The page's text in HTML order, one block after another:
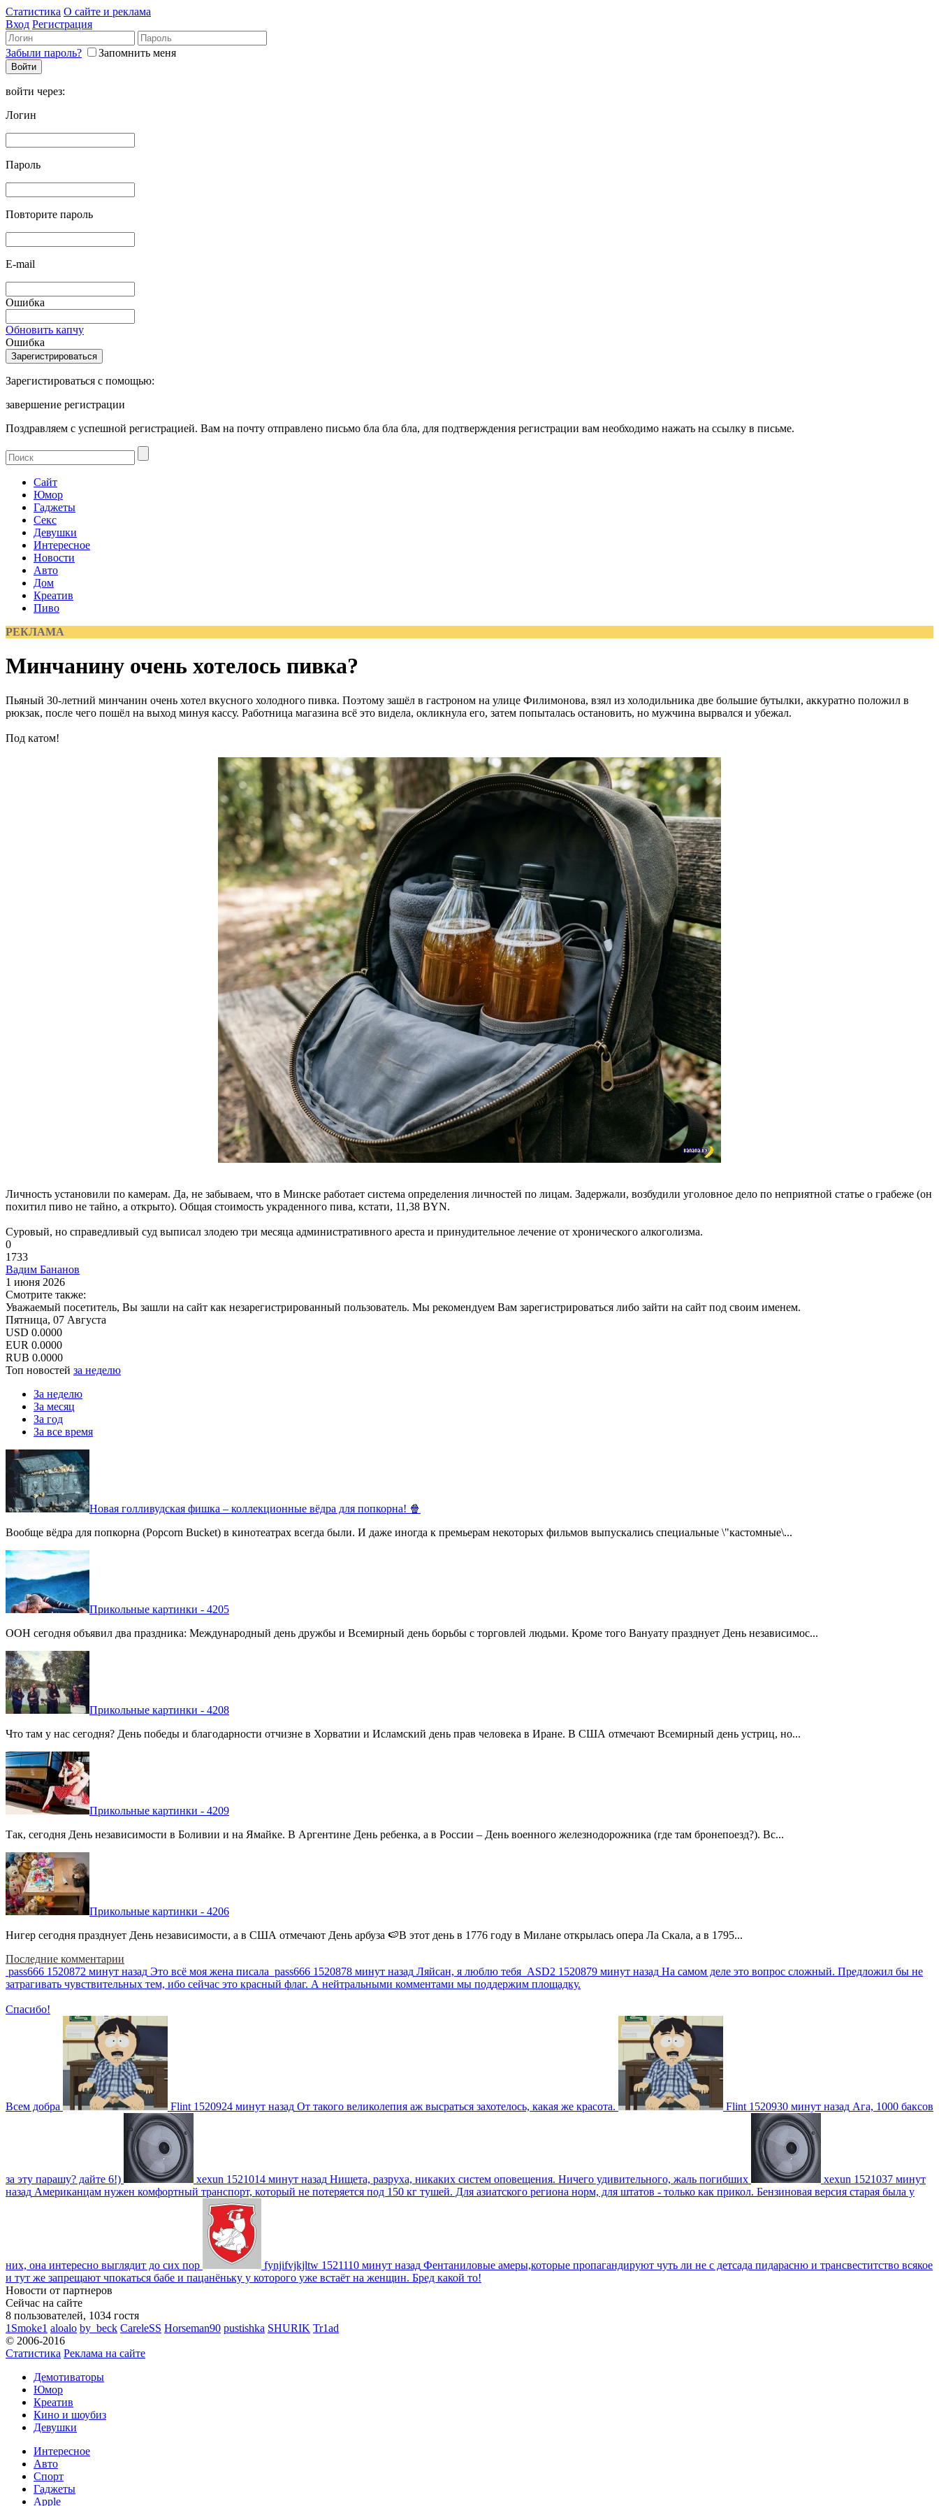
Статистика О сайте и реклама
Вход Регистрация
Забыли пароль? Запомнить меня
войти через:
Логин
Пароль
Повторите пароль
E-mail
Ошибка
Обновить капчу
Ошибка
Зарегистироваться с помощью:
завершение регистрации
Поздравляем с успешной регистрацией. Вам на почту отправлено письмо бла бла бла, для подтверждения регистрации вам необходимо нажать на ссылку в письме.
Сайт
Юмор
Гаджеты
Секс
Девушки
Интересное
Новости
Авто
Дом
Креатив
Пиво
РЕКЛАМА
Минчанину очень хотелось пивка?
Пьяный 30-летний минчанин очень хотел вкусного холодного пивка. Поэтому зашёл в гастроном на улице Филимонова, взял из холодильника две большие бутылки, аккуратно положил в
рюкзак, после чего пошёл на выход минуя кассу. Работница магазина всё это видела, окликнула его, затем попыталась остановить, но мужчина вырвался и убежал.
Под катом!
Личность установили по камерам. Да, не забываем, что в Минске работает система определения личностей по лицам. Задержали, возбудили уголовное дело по неприятной статье о грабеже (он
похитил пиво не тайно, а открыто). Общая стоимость украденного пива, кстати, 11,38 BYN.
Суровый, но справедливый суд выписал злодею три месяца административного ареста и принудительное лечение от хронического алкоголизма.
0
1733
Вадим Бананов
1 июня 2026
Смотрите также:
Уважаемый посетитель, Вы зашли на сайт как незарегистрированный пользователь. Мы рекомендуем Вам зарегистрироваться либо зайти на сайт под своим именем.
Пятница, 07 Августа
USD 0.0000
EUR 0.0000
RUB 0.0000
Топ новостей за неделю
За неделю
За месяц
За год
За все время
Новая голливудская фишка – коллекционные вёдра для попкорна! 🍿
Вообще вёдра для попкорна (Popcorn Bucket) в кинотеатрах всегда были. И даже иногда к премьерам некоторых фильмов выпускались специальные \"кастомные\...
Прикольные картинки - 4205
ООН сегодня объявил два праздника: Международный день дружбы и Всемирный день борьбы с торговлей людьми. Кроме того Вануату празднует День независимос...
Прикольные картинки - 4208
Что там у нас сегодня? День победы и благодарности отчизне в Хорватии и Исламский день прав человека в Иране. В США отмечают Всемирный день устриц, но...
Прикольные картинки - 4209
Так, сегодня День независимости в Боливии и на Ямайке. В Аргентине День ребенка, а в России – День военного железнодорожника (где там бронепоезд?). Вс...
Прикольные картинки - 4206
Нигер сегодня празднует День независимости, а в США отмечают День арбуза 🍉В этот день в 1776 году в Милане открылась опера Ла Скала, а в 1795...
Последние комментарии
pass666 1520872 минут назад Это всё моя жена писала pass666 1520878 минут назад Ляйсан, я люблю тебя ASD2 1520879 минут назад На самом деле это вопрос сложный. Предложил бы не
затрагивать чувствительных тем, ибо сейчас это красный флаг. А нейтральными комментами мы поддержим площадку.
Спасибо!
Всем добра Flint 1520924 минут назад От такого великолепия аж высраться захотелось, какая же красота. Flint 1520930 минут назад Ага, 1000 баксов
за эту парашу? дайте 6!) xexun 1521014 минут назад Нищета, разруха, никаких систем оповещения. Ничего удивительного, жаль погибших xexun 1521037 минут
назад Американцам нужен комфортный транспорт, который не потеряется под 150 кг тушей. Для азиатского региона норм, для штатов - только как прикол. Бензиновая версия старая была у
них, она интересно выглядит до сих пор fynjifvjkjltw 1521110 минут назад Фентаниловые амеры,которые пропагандируют чуть ли не с детсада пидарасню и трансвеститство всякое
и тут же запрещают чпокаться бабе и пацанёньку у которого уже встаёт на женщин. Бред какой то!
Новости от партнеров
Сейчас на сайте
8 пользователей, 1034 гостя
1Smoke1 aloalo by_beck CareleSS Horseman90 pustishka SHURIK Tr1ad
© 2006-2016
Статистика Реклама на сайте
Демотиваторы
Юмор
Креатив
Кино и шоубиз
Девушки
Интересное
Авто
Спорт
Гаджеты
Apple